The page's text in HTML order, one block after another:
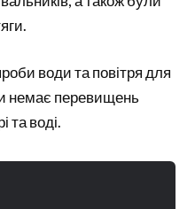
води та повітря для
немає перевищень
та воді.